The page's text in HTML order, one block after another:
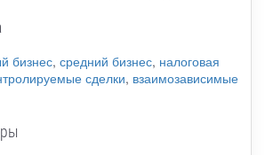
бизнес, средний бизнес, налоговая
сделки, взаимозависимые